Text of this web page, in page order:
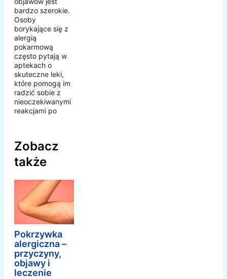
bardzo szerokie.
Osoby
borykające się z
alergią
pokarmową
często pytają w
aptekach o
skuteczne leki,
które pomogą im
radzić sobie z
nieoczekiwanymi
reakcjami po
Zobacz
także
Pokrzywka
alergiczna –
przyczyny,
objawy i
leczenie